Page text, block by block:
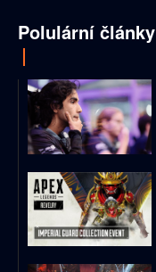
Polulární články